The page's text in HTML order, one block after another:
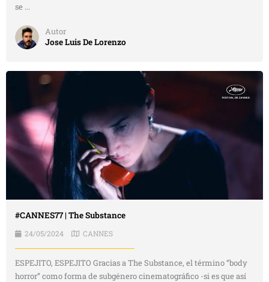
se ...
Autor
Jose Luis De Lorenzo
#CANNES77 | The Substance
24/05/2024 CANNES
ESPEJITO, ESPEJITO Gracias a The Substance, el término “body
horror” como forma de subgénero cinematográfico -si es que así